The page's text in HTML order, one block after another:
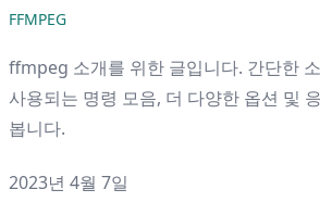
FFMPEG
ffmpeg 소개를 위한 글입니다. 간단한
사용되는 명령 모음, 더 다양한 옵션 및
봅니다.
게시일
2023년 4월 7일